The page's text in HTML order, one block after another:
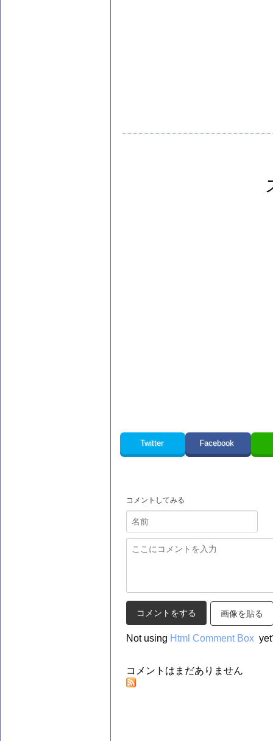
Twitter Facebook
コメントしてみる
画像を貼る
Not using Html Comment Box
コメントはまだありません